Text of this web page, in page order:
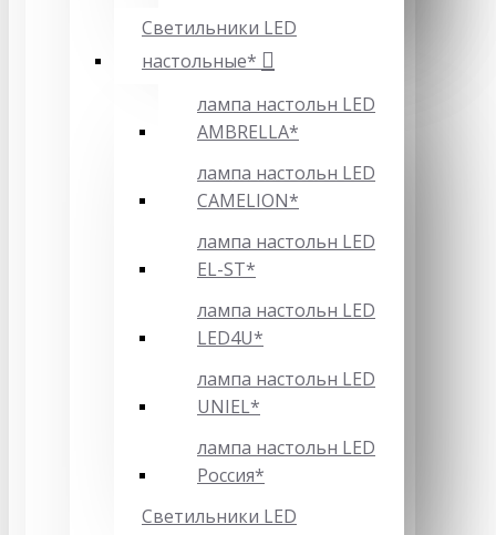
Светильники LED
настольные*
лампа настольн LED
AMBRELLA*
лампа настольн LED
CAMELION*
лампа настольн LED
EL-ST*
лампа настольн LED
LED4U*
лампа настольн LED
UNIEL*
лампа настольн LED
Россия*
Светильники LED